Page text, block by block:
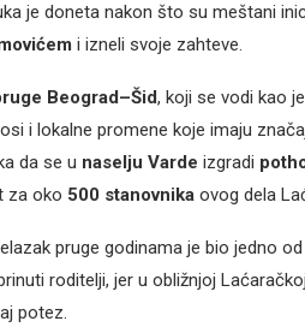
je doneta nakon što su meštani
i izneli svoje zahteve.
Beograd–Šid, koji se vodi kao
i lokalne promene koje imaju
da se u naselju Varde izgradi
za oko 500 stanovnikaovog dela
pruge godinama je bio jedno
roditelji, jer u obližnjoj
potez.